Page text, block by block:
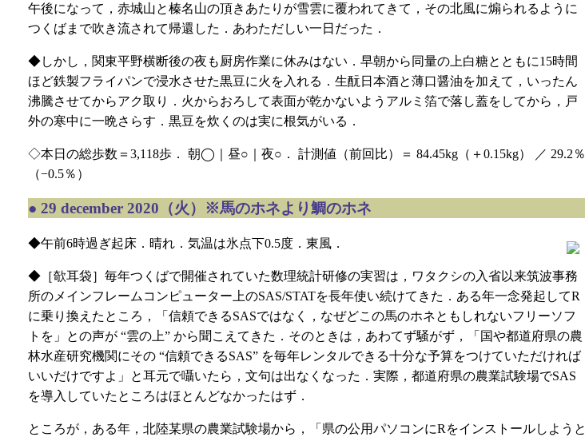
午後になって，赤城山と榛名山の頂きあたりが雪雲に覆われてきて，その北風に煽られるように
つくばまで吹き流されて帰還した．あわただしい一日だった．
◆しかし，関東平野横断後の夜も厨房作業に休みはない．早朝から同量の上白糖とともに15時間
ほど鉄製フライパンで浸水させた黒豆に火を入れる．生酛日本酒と薄口醤油を加えて，いったん
沸騰させてからアク取り．火からおろして表面が乾かないようアルミ箔で落し蓋をしてから，戸
外の寒中に一晩さらす．黒豆を炊くのは実に根気がいる．
◇本日の総歩数＝3,118歩． 朝◯｜昼○｜夜○． 計測値（前回比）＝ 84.45kg（＋0.15kg） ／ 29.2％
（−0.5％）
● 29 december 2020（火）※馬のホネより鯛のホネ
◆午前6時過ぎ起床．晴れ．気温は氷点下0.5度．東風．
◆［欹耳袋］毎年つくばで開催されていた数理統計研修の実習は，ワタクシの入省以来筑波事務
所のメインフレームコンピューター上のSAS/STATを長年使い続けてきた．ある年一念発起してR
に乗り換えたところ，「信頼できるSASではなく，なぜどこの馬のホネともしれないフリーソフ
トを」との声が “雲の上” から聞こえてきた．そのときは，あわてず騒がず，「国や都道府県の農
林水産研究機関にその “信頼できるSAS” を毎年レンタルできる十分な予算をつけていただければ
いいだけですよ」と耳元で囁いたら，文句は出なくなった．実際，都道府県の農業試験場でSAS
を導入していたところはほとんどなかったはず．
ところが，ある年，北陸某県の農業試験場から，「県の公用パソコンにRをインストールしようと